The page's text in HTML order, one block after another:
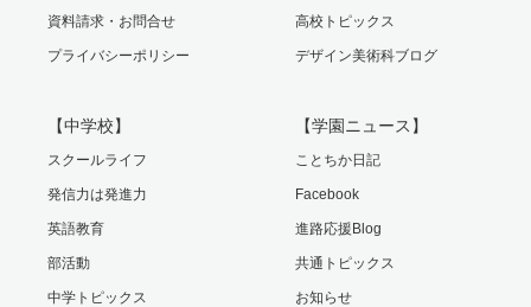
資料請求・お問合せ
プライバシーポリシー
高校トピックス
デザイン美術科ブログ
【中学校】
スクールライフ
発信力は発進力
英語教育
部活動
中学トピックス
【学園ニュース】
ことちか日記
Facebook
進路応援Blog
共通トピックス
お知らせ